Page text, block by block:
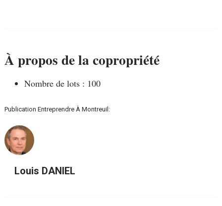
À propos de la copropriété
Nombre de lots : 100
Publication Entreprendre À Montreuil:
Louis DANIEL